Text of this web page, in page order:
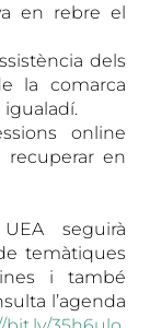
en rebre el
dels
la comarca
igualadí.
online
recuperar en
seguirà
temàtiques
i també
l’agenda